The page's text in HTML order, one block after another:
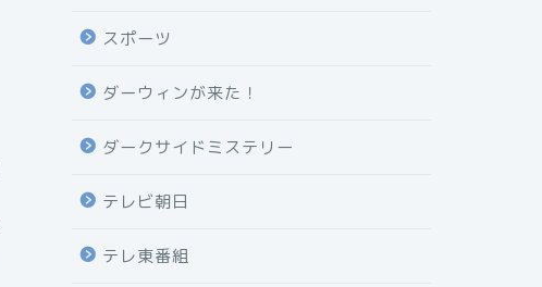
スポーツ
ダーウィンが来た！
ダークサイドミステリー
テレビ朝日
テレ東番組